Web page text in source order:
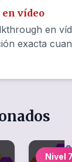
en vídeo
en
exacta
Nivel